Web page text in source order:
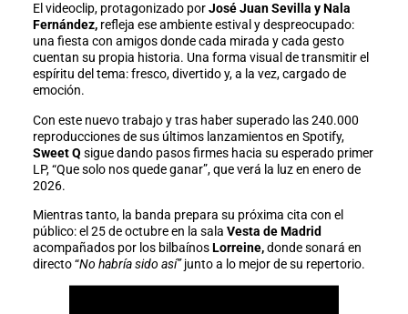
El videoclip, protagonizado porJosé Juan Sevilla y Nala
Fernández,refleja ese ambiente estival y despreocupado:
una fiesta con amigos donde cada mirada y cada gesto
cuentan su propia historia. Una forma visual de transmitir el
espíritu del tema: fresco, divertido y, a la vez, cargado de
emoción.
Con este nuevo trabajo y tras haber superado las 240.000
reproducciones de sus últimos lanzamientos en Spotify,
Sweet Q sigue dando pasos firmes hacia su esperado primer
LP, “Que solo nos quede ganar”, que verá la luz en enero de
2026.
Mientras tanto, la banda prepara su próxima cita con el
público: el 25 de octubre en la sala Vesta de Madrid
acompañados por los bilbaínosLorreine,donde sonará en
directo “No habría sido así”junto a lo mejor de su repertorio.